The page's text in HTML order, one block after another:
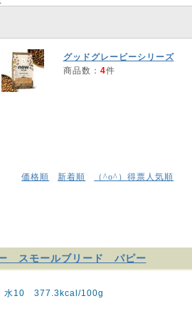
グッドグレービーシリーズ
商品数： 4件
価格順 新着順 （^o^）得票人気順
スモールブリード パピー
10 377.3kcal/100g